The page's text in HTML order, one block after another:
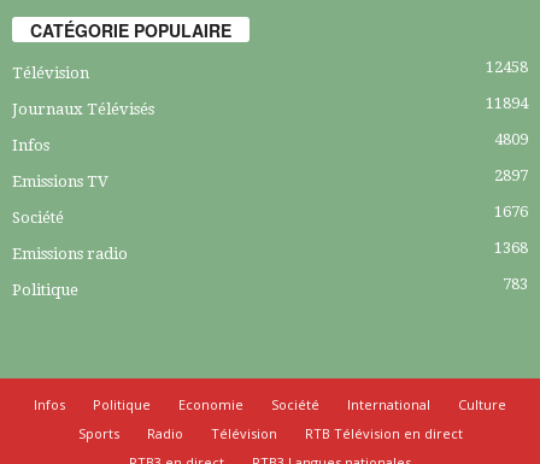
CATÉGORIE POPULAIRE
Télévision 12458
Journaux Télévisés 11894
Infos 4809
Emissions TV 2897
Société 1676
Emissions radio 1368
Politique 783
Infos Politique Economie Société International
Culture
Sports
Radio Télévision
RTB Télévision en direct